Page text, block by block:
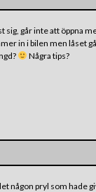
går inte att öppna
in i bilen men låset
Några tips?
någon pryl som hade